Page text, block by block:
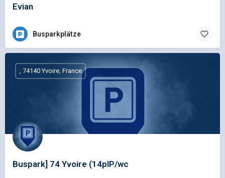
Evian
Busparkplätze
Buspark] 74 Yvoire (14plP/wc
, 74140 Yvoire, France